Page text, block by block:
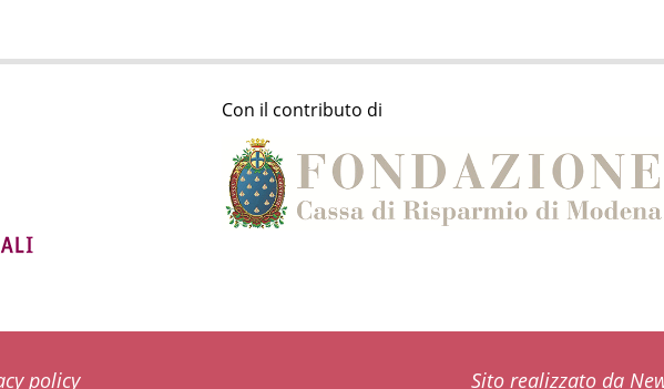
Con il contributo di
policy Sito realizzato da